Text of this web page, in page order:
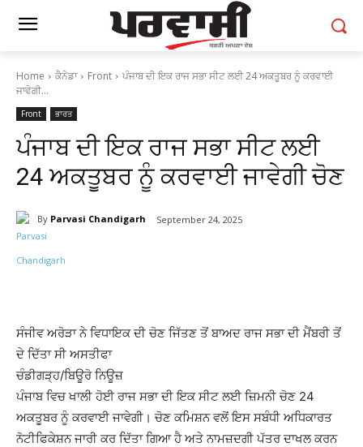
Home ਕੈਨੇਡਾ Front
ਪੰਜਾਬ ਦੀ ਇਕ ਰਾਜ ਸਭਾ ਸੀਟ ਲਈ 24 ਅਕਤੂਬਰ ਨੂੰ ਕਰਵਾਈ
ਜਾਵੇਗੀ...
Front ਭਾਰਤ
ਪੰਜਾਬ ਦੀ ਇਕ ਰਾਜ ਸਭਾ ਸੀਟ ਲਈ
24 ਅਕਤੂਬਰ ਨੂੰ ਕਰਵਾਈ ਜਾਵੇਗੀ ਚੋਣ
By Parvasi Chandigarh September 24, 2025
ਸੰਜੀਵ ਅਰੋੜਾ ਨੇ ਵਿਧਾਇਕ ਦੀ ਚੋਣ ਜਿੱਤਣ ਤੋਂ ਬਾਅਦ ਰਾਜ ਸਭਾ ਦੀ ਮੈਂਬਰੀ ਤੋਂ
ਦੇ ਦਿੱਤਾ ਸੀ ਅਸਤੀਫਾ
ਚੰਡੀਗੜ੍ਹ/ਬਿਊਰੋ ਨਿਊਜ਼
ਪੰਜਾਬ ਵਿਚ ਖਾਲੀ ਹੋਈ ਰਾਜ ਸਭਾ ਦੀ ਇਕ ਸੀਟ ਲਈ ਜ਼ਿਮਨੀ ਚੋਣ 24
ਅਕਤੂਬਰ ਨੂੰ ਕਰਵਾਈ ਜਾਵੇਗੀ। ਚੋਣ ਕਮਿਸ਼ਨ ਵਲੋਂ ਇਸ ਸਬੰਧੀ ਅਧਿਕਾਰਤ
ਨੋਟੀਫਿਕੇਸ਼ਨ ਜਾਰੀ ਕਰ ਦਿੱਤਾ ਗਿਆ ਹੈ ਅਤੇ ਨਾਮਜ਼ਦਗੀ ਪੱਤਰ ਦਾਖਲ ਕਰਨ